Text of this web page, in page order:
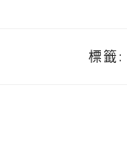
標籤: